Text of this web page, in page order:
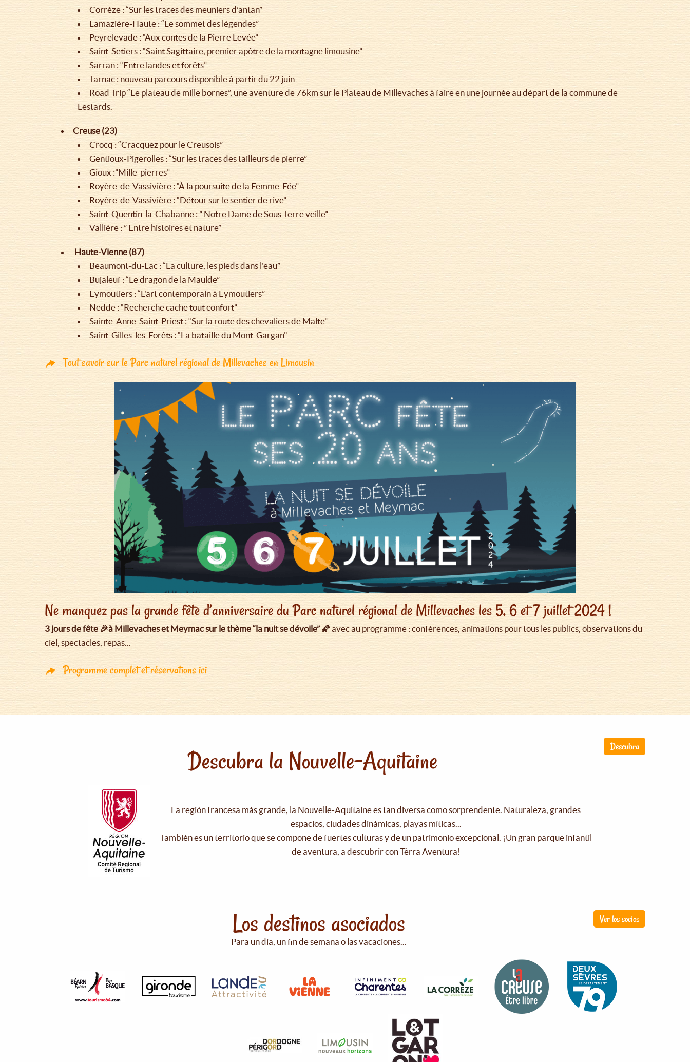
Corrèze : “Sur les traces des meuniers d’antan”
Lamazière-Haute : “Le sommet des légendes”
Peyrelevade : “Aux contes de la Pierre Levée”
Saint-Setiers : “Saint Sagittaire, premier apôtre de la montagne limousine”
Sarran : “Entre landes et forêts”
Tarnac : nouveau parcours disponible à partir du 22 juin
Road Trip “Le plateau de mille bornes”, une aventure de 76km sur le Plateau de Millevaches à faire en une journée au départ de la commune de
Lestards.
Creuse (23)
Crocq : “Cracquez pour le Creusois”
Gentioux-Pigerolles : “Sur les traces des tailleurs de pierre”
Gioux :”Mille-pierres”
Royère-de-Vassivière : “À la poursuite de la Femme-Fée”
Royère-de-Vassivière : “Détour sur le sentier de rive”
Saint-Quentin-la-Chabanne : ” Notre Dame de Sous-Terre veille”
Vallière : ” Entre histoires et nature”
Haute-Vienne (87)
Beaumont-du-Lac : “La culture, les pieds dans l'eau”
Bujaleuf : “Le dragon de la Maulde”
Eymoutiers : “L'art contemporain à Eymoutiers”
Nedde : “Recherche cache tout confort”
Sainte-Anne-Saint-Priest : “Sur la route des chevaliers de Malte”
Saint-Gilles-les-Forêts : “La bataille du Mont-Gargan"
Tout savoir sur le Parc naturel régional de Millevaches en Limousin
Ne manquez pas la grande fête d’anniversaire du Parc naturel régional de Millevaches les 5, 6 et 7 juillet 2024 !
3 jours de fête 🎉à Millevaches et Meymac sur le thème “la nuit se dévoile” 🌠avec au programme : conférences, animations pour tous les publics, observations du
ciel, spectacles, repas...
Programme complet et réservations ici
Descubra
Descubra la Nouvelle-Aquitaine
La región francesa más grande, la Nouvelle-Aquitaine es tan diversa como sorprendente. Naturaleza, grandes
espacios, ciudades dinámicas, playas míticas...
También es un territorio que se compone de fuertes culturas y de un patrimonio excepcional. ¡Un gran parque infantil
de aventura, a descubrir con Tèrra Aventura!
Ver los socios
Los destinos asociados
Para un día, un fin de semana o las vacaciones...